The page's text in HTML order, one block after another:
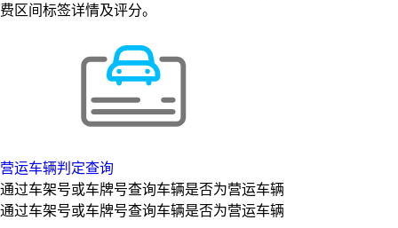
费区间标签详情及评分。
营运车辆判定查询
通过车架号或车牌号查询车辆是否为营运车辆
通过车架号或车牌号查询车辆是否为营运车辆